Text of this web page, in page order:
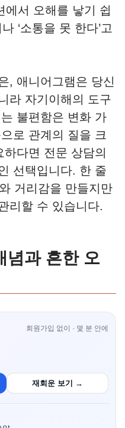
에서 오해를 낳기 쉽
‘소통을 못 한다’고
, 애니어그램은 당신
라 자기이해의 도구
불편함은 변화 가
로 관계의 질을 크
다면 전문 상담의
선택입니다. 한 줄
거리감을 만들지만
리할 수 있습니다.
념과 흔한 오
회원가입 없이 · 몇 분 안에
재회운 보기 →